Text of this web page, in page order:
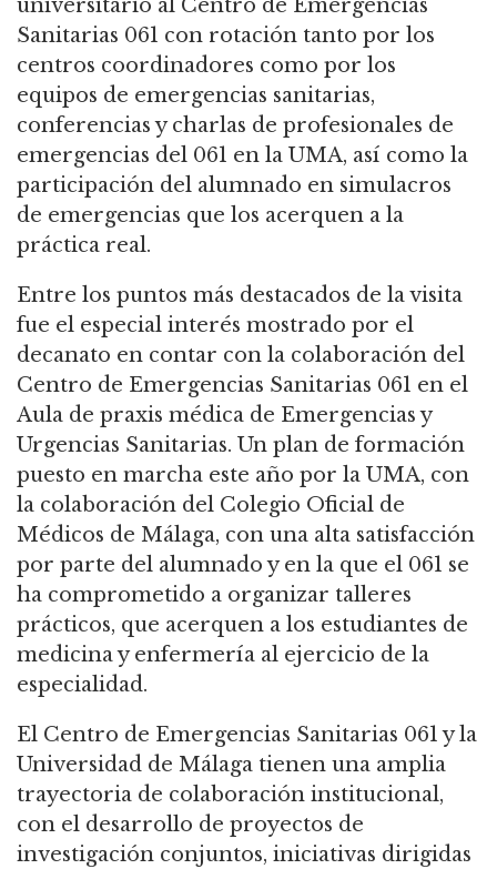
universitario al Centro de Emergencias
Sanitarias 061 con rotación tanto por los
centros coordinadores como por los
equipos de emergencias sanitarias,
conferencias y charlas de profesionales de
emergencias del 061 en la UMA, así como la
participación del alumnado en simulacros
de emergencias que los acerquen a la
práctica real.
Entre los puntos más destacados de la visita
fue el especial interés mostrado por el
decanato en contar con la colaboración del
Centro de Emergencias Sanitarias 061 en el
Aula de praxis médica de Emergencias y
Urgencias Sanitarias. Un plan de formación
puesto en marcha este año por la UMA, con
la colaboración del Colegio Oficial de
Médicos de Málaga, con una alta satisfacción
por parte del alumnado y en la que el 061 se
ha comprometido a organizar talleres
prácticos, que acerquen a los estudiantes de
medicina y enfermería al ejercicio de la
especialidad.
El Centro de Emergencias Sanitarias 061 y la
Universidad de Málaga tienen una amplia
trayectoria de colaboración institucional,
con el desarrollo de proyectos de
investigación conjuntos, iniciativas dirigidas